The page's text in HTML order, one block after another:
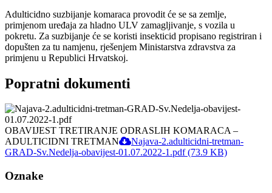
Adulticidno suzbijanje komaraca provodit će se sa zemlje,
primjenom uređaja za hladno ULV zamagljivanje, s vozila u
pokretu. Za suzbijanje će se koristi insekticid propisano registriran i
dopušten za tu namjenu, rješenjem Ministarstva zdravstva za
primjenu u Republici Hrvatskoj.
Popratni dokumenti
OBAVIJEST TRETIRANJE ODRASLIH KOMARACA –
ADULTICIDNI TRETMAN
Najava-2.adulticidni-tretman-
GRAD-Sv.Nedelja-obavijest-01.07.2022-1.pdf (73.9 KB)
Oznake